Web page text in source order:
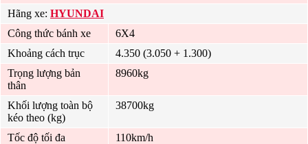
Hãng xe: HYUNDAI
Công thức bánh xe
6X4
Khoảng cách trục
4.350 (3.050 + 1.300)
Trọng lượng bản
thân
8960kg
Khối lượng toàn bộ
kéo theo (kg)
38700kg
Tốc độ tối đa
110km/h